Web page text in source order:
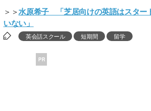
＞＞水原希子 「芝居向けの英語はスター
いない」
英会話スクール 短期間 留学
PR